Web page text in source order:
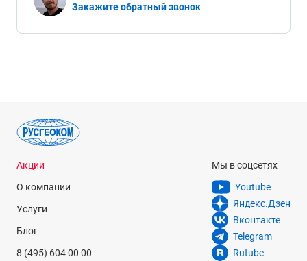
Закажите обратный звонок
Акции
О компании
Услуги
Блог
8 (495) 604 00 00
Мы в соцсетях
Youtube
Яндекс.Дзен
Вконтакте
Telegram
Rutube